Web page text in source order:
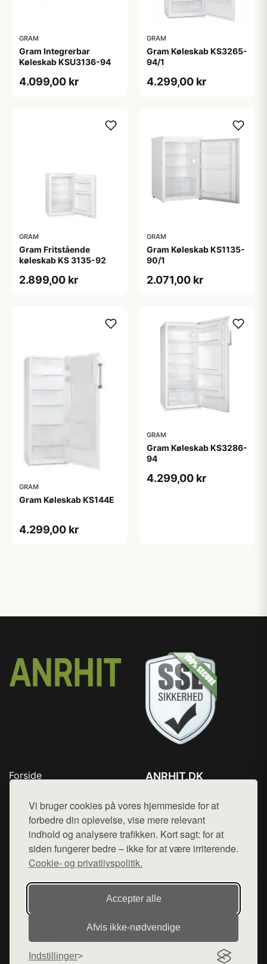
Vi bruger cookies på vores hjemmeside for at
forbedre din oplevelse, vise mere relevant
indhold og analysere trafikken. Kort sagt: for at
siden fungerer bedre – ikke for at være irriterende.
Cookie- og privatlivspolitik.
Accepter alle
Afvis ikke‑nødvendige
Indstillinger
GRAM
Gram Integrerbar
Køleskab KSU3136-94
4.099,00 kr
GRAM
Gram Køleskab KS3265-
94/1
4.299,00 kr
GRAM
Gram Fritstående
køleskab KS 3135-92
2.899,00 kr
GRAM
Gram Køleskab KS1135-
90/1
2.071,00 kr
GRAM
Gram Køleskab KS144E
4.299,00 kr
GRAM
Gram Køleskab KS3286-
94
4.299,00 kr
Forside
Top Rabatter
Blog
Kontakt
ANRHIT.DK
Mail: hej@want.dk
Cookie- og privatlivspolitik
Denne side er en del af want.dk, der udgiver en række
hjemmesider med præsentation af forskellige produkter fra
diverse webshops. Der sælges ikke varer fra denne side - vi
varerne på lager.